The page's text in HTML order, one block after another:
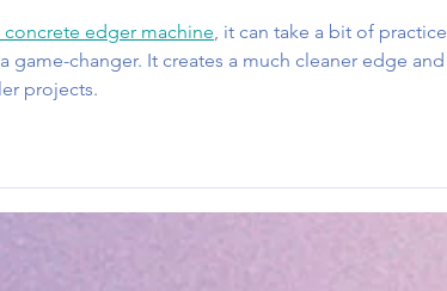
concrete edger machine , it can take a bit of practice
game-changer. It creates a much cleaner edge and
projects.